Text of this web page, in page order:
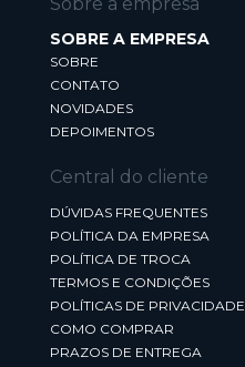
Sobre a empresa
SOBRE A EMPRESA
SOBRE
CONTATO
NOVIDADES
DEPOIMENTOS
Central do cliente
DÚVIDAS FREQUENTES
POLÍTICA DA EMPRESA
POLÍTICA DE TROCA
TERMOS E CONDIÇÕES
POLÍTICAS DE PRIVACIDADE
COMO COMPRAR
PRAZOS DE ENTREGA